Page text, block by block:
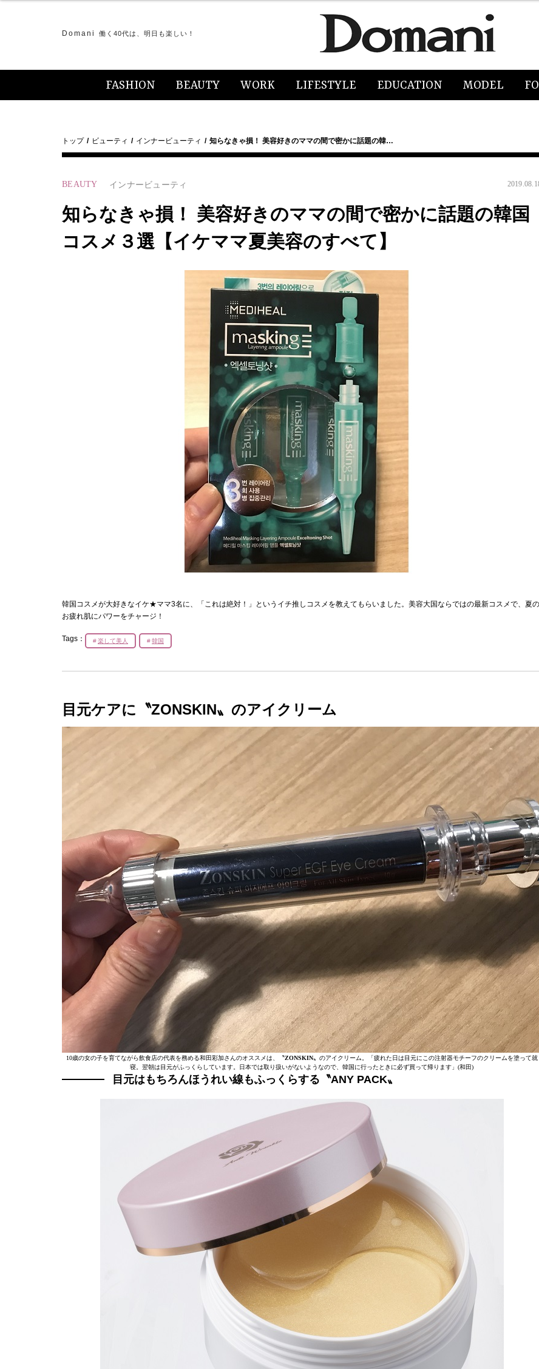
Domani 働く40代は、明日も楽しい！
FASHION BEAUTY WORK LIFESTYLE EDUCATION MODEL
トップ ビューティ インナービューティ 知らなきゃ損！ 美容好きのママの間で密かに話題の韓…
BEAUTY インナービューティ
知らなきゃ損！ 美容好きのママの間で密かに話題の韓国
コスメ３選【イケママ夏美容のすべて】
韓国コスメが大好きなイケ★ママ3名に、「これは絶対！」というイチ推しコスメを教えてもらいました。美容大国ならではの最新コスメで、夏の
お疲れ肌にパワーをチャージ！
Tags： 楽して美人 韓国
目元ケアに〝ZONSKIN〟のアイクリーム
10歳の女の子を育てながら飲食店の代表を務める和田彩加さんのオススメは、〝ZONSKIN〟のアイクリーム。「疲れた日は目元にこの注射器モチーフのクリームを塗って就
寝。翌朝は目元がふっくらしています。日本では取り扱いがないようなので、韓国に行ったときに必ず買って帰ります」(和田)
目元はもちろんほうれい線もふっくらする〝ANY PACK〟